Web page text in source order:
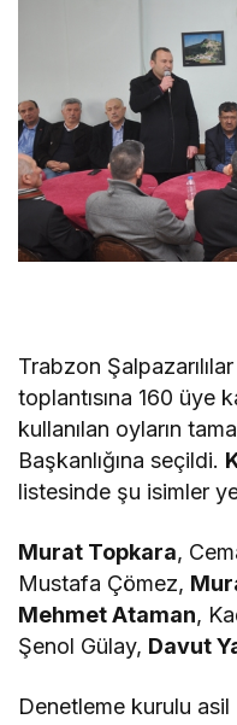
Trabzon
toplantısına 160 üye
kullanılan oyların
Başkanlığına seçildi.
listesinde şu isimler
Murat Topkara,
Mustafa Çömez,
Mehmet Ataman,
Şenol Gülay, Davut
Denetleme kurulu